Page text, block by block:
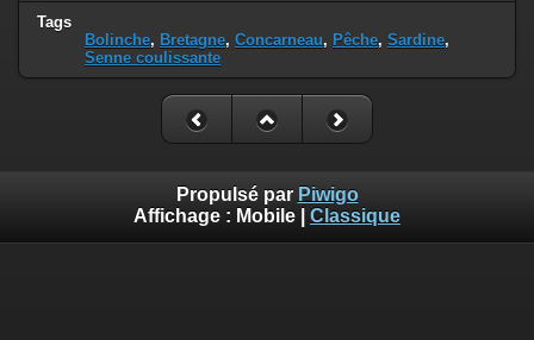
Tags
Bolinche, Bretagne, Concarneau, Pêche, Sardine,
Senne coulissante
Propulsé par Piwigo
Affichage : Mobile Classique